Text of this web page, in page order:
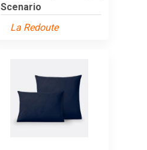
Scenario
La Redoute